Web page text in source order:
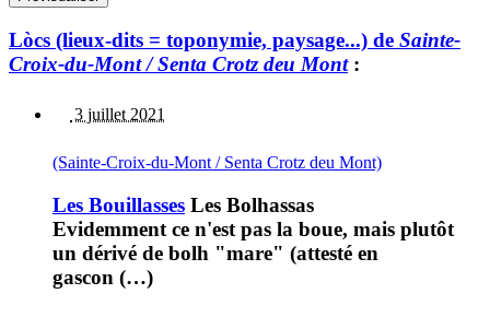
Lòcs (lieux-dits = toponymie, paysage...) de Sainte-
Croix-du-Mont / Senta Crotz deu Mont:
3 juillet 2021
(Sainte-Croix-du-Mont / Senta Crotz deu Mont)
Les Bouillasses Les Bolhassas
Evidemment ce n'est pas la boue, mais plutôt
un dérivé de bolh "mare" (attesté en
gascon (…)